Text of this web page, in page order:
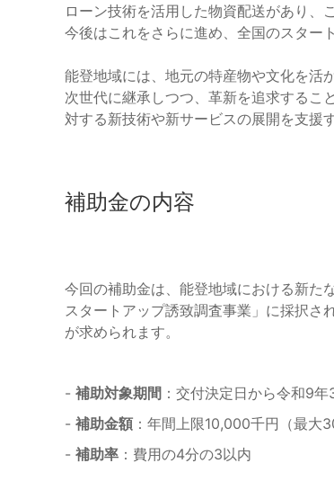
ローン技術を活用した物資配送があり、
今後はこれをさらに進め、全国のスター
能登地域には、地元の特産物や文化を活
次世代に継承しつつ、革新を追求するこ
対する新技術や新サービスの展開を支援
補助金の内容
今回の補助金は、能登地域における新た
スタートアップ誘致調査事業」に採択さ
が求められます。
- 補助対象期間 ：交付決定日から令和9
- 補助金額 ：年間上限10,000千円（最大
- 補助率 ：費用の4分の3以内